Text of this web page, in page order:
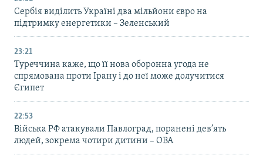
Сербія виділить Україні два мільйони євро на
підтримку енергетики – Зеленський
23:21
Туреччина каже, що її нова оборонна угода не
спрямована проти Ірану і до неї може долучитися
Єгипет
22:53
Війська РФ атакували Павлоград, поранені дев’ять
людей, зокрема чотири дитини – ОВА